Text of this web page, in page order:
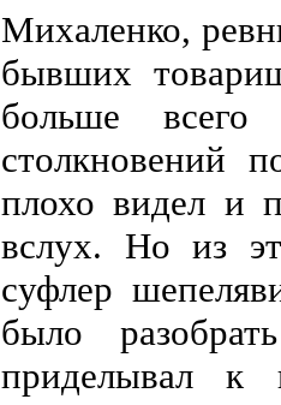
Михаленко,
бывших
больше всего
столкновений
плохо видел и
вслух. Но из
суфлер
было
приделывал к